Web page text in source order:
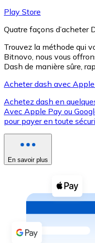
XRP
XRP
Voir toutes
Coupons crypto
Achetez des
Acheter avec
Virement SEPA
Play Store
Quatre façons
Trouvez la méthode qui
Bitnovo, nous vous
Dash de manière sûre,
Acheter dash avec
Achetez dash en
Avec Apple Pay ou
pour payer en toute
En savoir plus